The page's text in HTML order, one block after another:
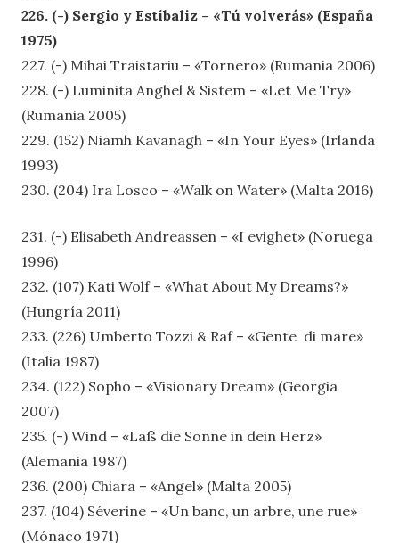
226. (-) Sergio y Estíbaliz – «Tú volverás» (España
1975)
227. (-) Mihai Traistariu – «Tornero» (Rumania 2006)
228. (-) Luminita Anghel & Sistem – «Let Me Try»
(Rumania 2005)
229. (152) Niamh Kavanagh – «In Your Eyes» (Irlanda
1993)
230. (204) Ira Losco – «Walk on Water» (Malta 2016)
231. (-) Elisabeth Andreassen – «I evighet» (Noruega
1996)
232. (107) Kati Wolf – «What About My Dreams?»
(Hungría 2011)
233. (226) Umberto Tozzi & Raf – «Gente di mare»
(Italia 1987)
234. (122) Sopho – «Visionary Dream» (Georgia
2007)
235. (-) Wind – «Laß die Sonne in dein Herz»
(Alemania 1987)
236. (200) Chiara – «Angel» (Malta 2005)
237. (104) Séverine – «Un banc, un arbre, une rue»
(Mónaco 1971)